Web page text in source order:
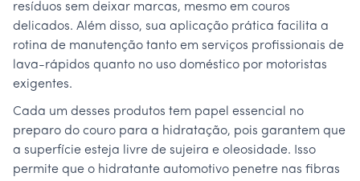
resíduos sem deixar marcas, mesmo em couros
delicados. Além disso, sua aplicação prática facilita a
rotina de manutenção tanto em serviços profissionais de
lava-rápidos quanto no uso doméstico por motoristas
exigentes.
Cada um desses produtos tem papel essencial no
preparo do couro para a hidratação, pois garantem que
a superfície esteja livre de sujeira e oleosidade. Isso
permite que o hidratante automotivo penetre nas fibras